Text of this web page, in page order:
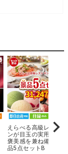
えらべる高級レストラ
ンが目玉の実用性とご
褒美感を兼ね備えた景
品5点セットB